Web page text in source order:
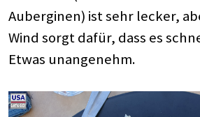
Auberginen) ist sehr lecker,
Wind sorgt dafür, dass es
Etwas unangenehm.